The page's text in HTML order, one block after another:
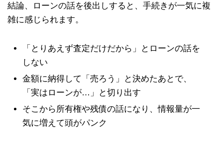
結論、ローンの話を後出しすると、手続きが一気に複
雑に感じられます。
「とりあえず査定だけだから」とローンの話を
しない
金額に納得して「売ろう」と決めたあとで、
「実はローンが…」と切り出す
そこから所有権や残債の話になり、情報量が一
気に増えて頭がパンク